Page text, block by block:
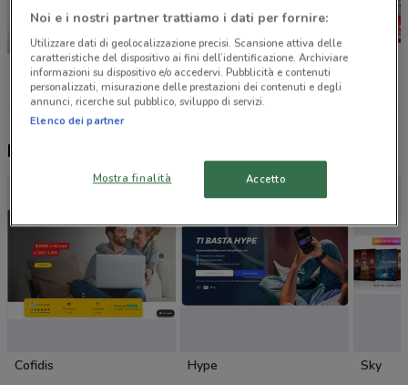
NUOVO
Unieuro Comet
Nuovi prodotti da provare
Cofidis Hype Sky
Noi e i nostri partner trattiamo i dati per fornire:
Utilizzare dati di geolocalizzazione precisi. Scansione attiva delle
caratteristiche del dispositivo ai fini dell’identificazione. Archiviare
informazioni su dispositivo e/o accedervi. Pubblicità e contenuti
personalizzati, misurazione delle prestazioni dei contenuti e degli
annunci, ricerche sul pubblico, sviluppo di servizi.
Elenco dei partner
Mostra finalità Accetto